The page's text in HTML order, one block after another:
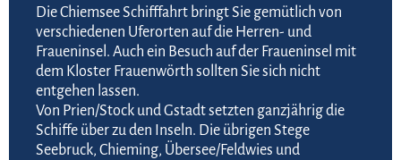
Die Chiemsee Schifffahrt bringt Sie gemütlich von
verschiedenen Uferorten auf die Herren- und
Fraueninsel. Auch ein Besuch auf der Fraueninsel mit
dem Kloster Frauenwörth sollten Sie sich nicht
entgehen lassen.
Von Prien/Stock und Gstadt setzten ganzjährig die
Schiffe über zu den Inseln. Die übrigen Stege
Seebruck, Chieming, Übersee/Feldwies und